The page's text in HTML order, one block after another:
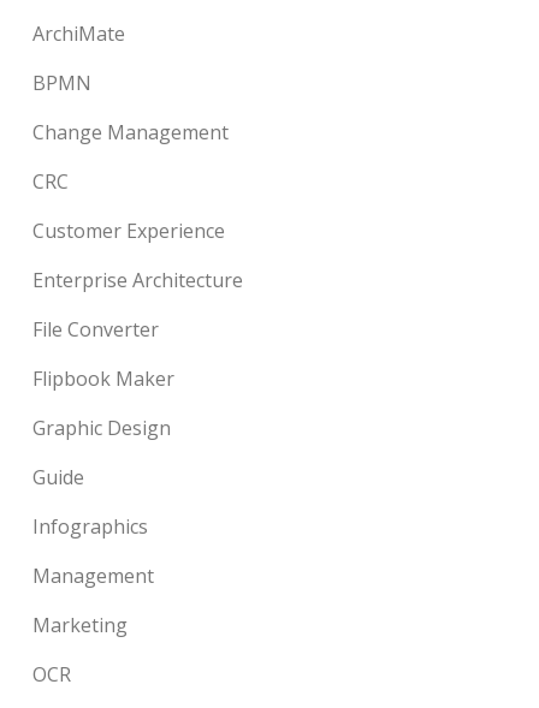
ArchiMate
BPMN
Change Management
CRC
Customer Experience
Enterprise Architecture
File Converter
Flipbook Maker
Graphic Design
Guide
Infographics
Management
Marketing
OCR